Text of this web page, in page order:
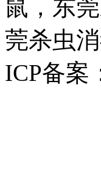
鼠，东
莞杀虫
ICP备案